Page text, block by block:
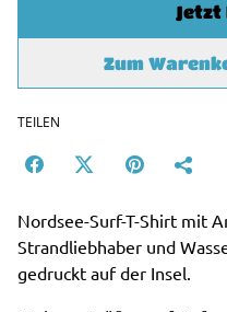
Jetzt
Zum
TEILEN
Nordsee-Surf-T-Shirt mit
Strandliebhaber und
gedruckt auf der Insel.